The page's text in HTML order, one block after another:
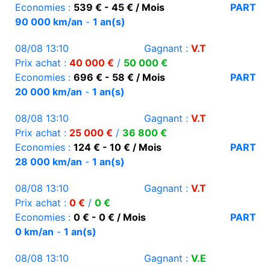
Economies : 539 € - 45 € / Mois
PART
90 000 km/an - 1 an(s)
08/08 13:10 Gagnant : V.T
Prix achat : 40 000 € / 50 000 €
Economies : 696 € - 58 € / Mois
PART
20 000 km/an - 1 an(s)
08/08 13:10 Gagnant : V.T
Prix achat : 25 000 € / 36 800 €
Economies : 124 € - 10 € / Mois
PART
28 000 km/an - 1 an(s)
08/08 13:10 Gagnant : V.T
Prix achat : 0 € / 0 €
Economies : 0 € - 0 € / Mois
PART
0 km/an - 1 an(s)
08/08 13:10 Gagnant : V.E